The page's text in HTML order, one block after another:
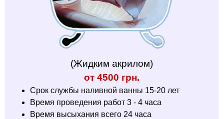
(Жидким акрилом)
от 4500 грн.
Срок службы наливной ванны 15-20 лет
Время проведения работ 3 - 4 часа
Время высыхания всего 24 часа